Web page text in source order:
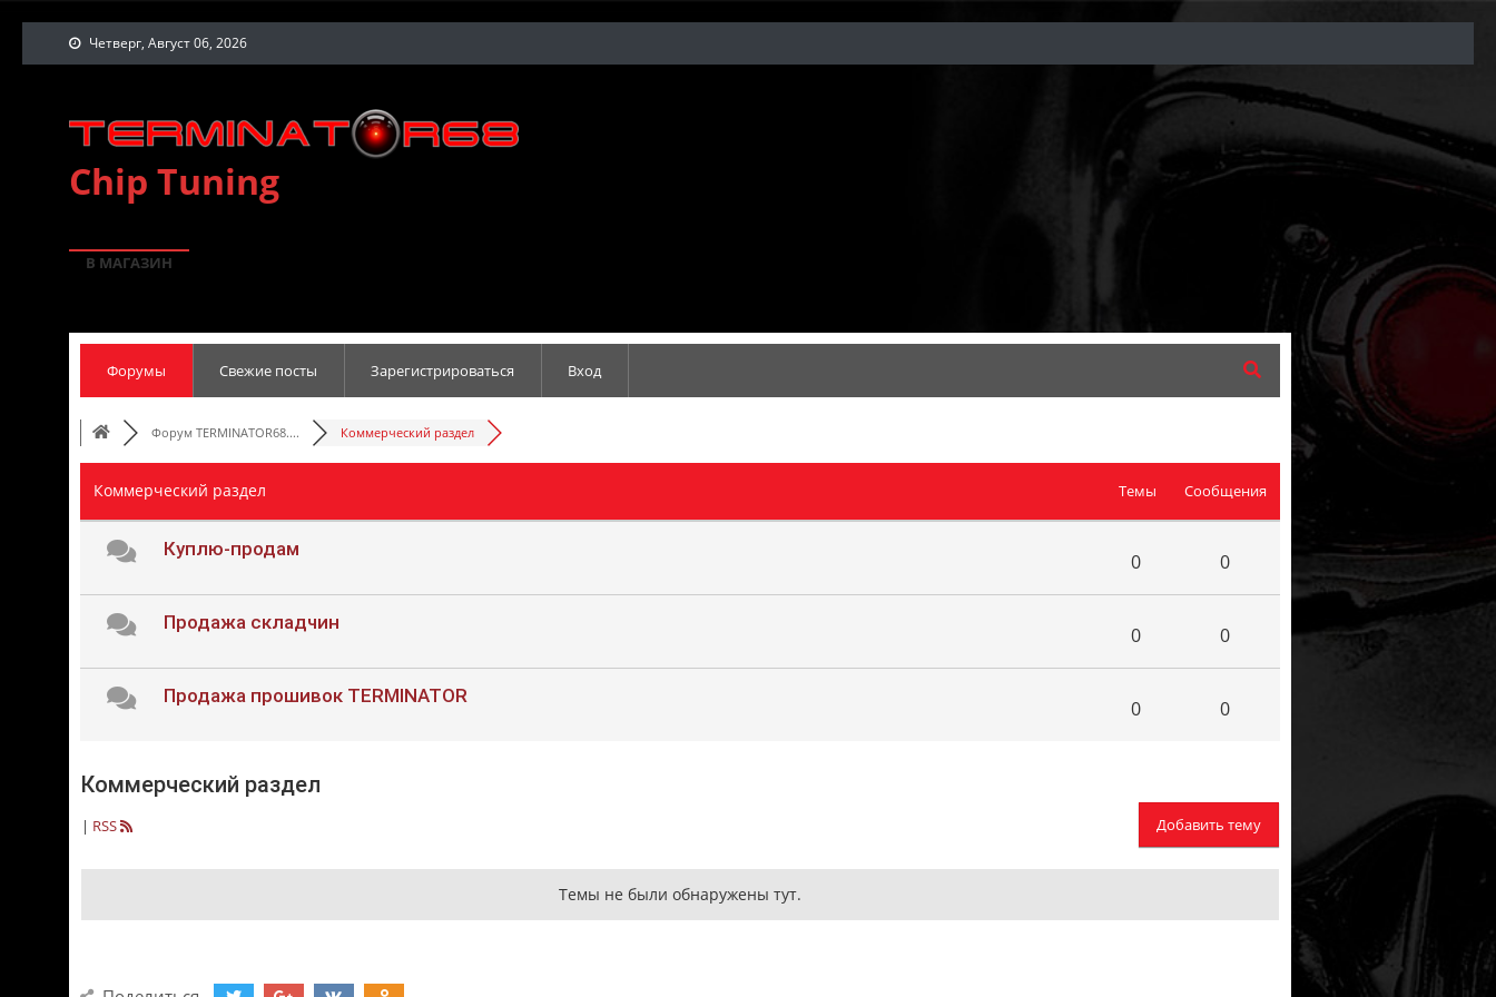
Четверг, Август 06, 2026
Chip Tuning
В МАГАЗИН
Форумы Свежие посты Зарегистрироваться Вход
Форум TERMINATOR68.... Коммерческий раздел
Коммерческий раздел Сообщения
Темы
Куплю-продам
0
0
Продажа складчин
0
0
Продажа прошивок TERMINATOR
0
0
Коммерческий раздел
| RSS Добавить тему
Темы не были обнаружены тут.